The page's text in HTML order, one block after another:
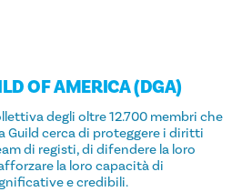
OF AMERICA (DGA)
degli oltre 12.700 membri che
Guild cerca di proteggere i diritti
di registi, di difendere la loro
la loro capacità di
e credibili.